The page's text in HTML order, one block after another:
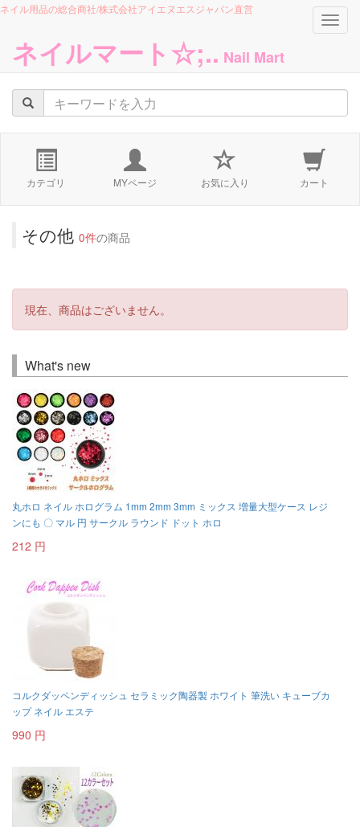
ネイル用品の総合商社/株式会社アイエヌエスジャパン直営
ネイルマート☆;.. Nail Mart
カテゴリ MYページ お気に入り カート
その他 0件の商品
現在、商品はございません。
What's new
丸ホロ ネイル ホログラム 1mm 2mm 3mm ミックス 増量大型ケース レジ
ンにも 〇 マル 円 サークル ラウンド ドット ホロ
212 円
コルクダッペンディッシュ セラミック陶器製 ホワイト 筆洗い キューブカ
ップ ネイル エステ
990 円